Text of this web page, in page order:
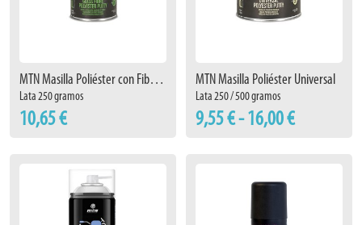
MTN Masilla Poliéster con Fibra de Vidrio
Lata 250 gramos
10,65 €
MTN Masilla Poliéster Universal
Lata 250 / 500 gramos
9,55 € - 16,00 €